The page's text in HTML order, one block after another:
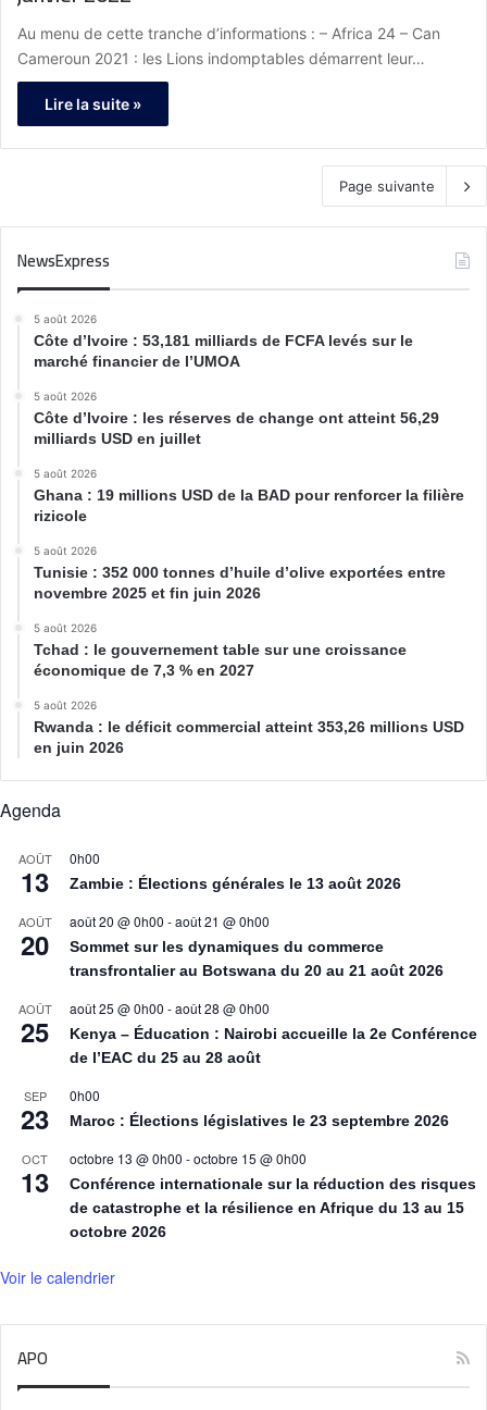
Au menu de cette tranche d’informations : – Africa 24 – Can
Cameroun 2021 : les Lions indomptables démarrent leur…
Lire la suite »
Page suivante
NewsExpress
5 août 2026
Côte d’Ivoire : 53,181 milliards de FCFA levés sur le
marché financier de l’UMOA
5 août 2026
Côte d’Ivoire : les réserves de change ont atteint 56,29
milliards USD en juillet
5 août 2026
Ghana : 19 millions USD de la BAD pour renforcer la filière
rizicole
5 août 2026
Tunisie : 352 000 tonnes d’huile d’olive exportées entre
novembre 2025 et fin juin 2026
5 août 2026
Tchad : le gouvernement table sur une croissance
économique de 7,3 % en 2027
5 août 2026
Rwanda : le déficit commercial atteint 353,26 millions USD
en juin 2026
Agenda
AOÛT
13
0h00
Zambie : Élections générales le 13 août 2026
AOÛT
20
août 20 @ 0h00 -août 21 @ 0h00
Sommet sur les dynamiques du commerce
transfrontalier au Botswana du 20 au 21 août 2026
AOÛT
25
août 25 @ 0h00 -août 28 @ 0h00
Kenya – Éducation : Nairobi accueille la 2e Conférence
de l’EAC du 25 au 28 août
SEP
23
0h00
Maroc : Élections législatives le 23 septembre 2026
OCT
13
octobre 13 @ 0h00 -octobre 15 @ 0h00
Conférence internationale sur la réduction des risques
de catastrophe et la résilience en Afrique du 13 au 15
octobre 2026
Voir le calendrier
APO